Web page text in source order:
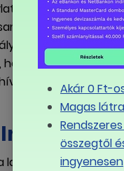
– az a
ki a hibát, majd a
szerint ezentúl
ez a változás
fel a figyelmet dr.
és a
Akár 0 Ft-
Magas
összegtől
ingyenesen